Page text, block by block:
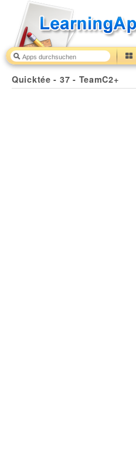
Quicktée - 37 - TeamC2+